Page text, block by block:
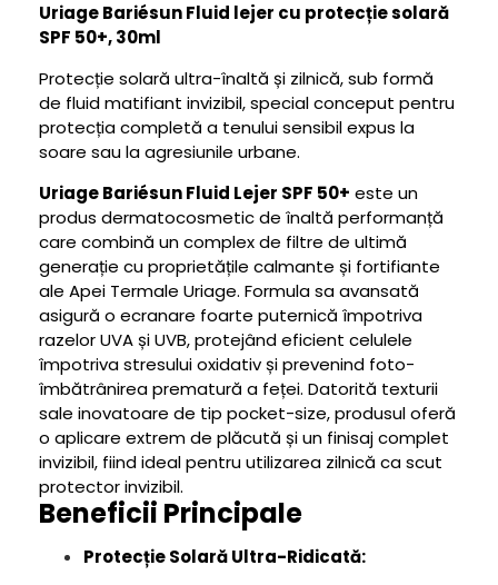
Uriage Bariésun Fluid lejer cu protecție solară
SPF 50+, 30ml
Protecție solară ultra-înaltă și zilnică, sub formă
de fluid matifiant invizibil, special conceput pentru
protecția completă a tenului sensibil expus la
soare sau la agresiunile urbane.
Uriage Bariésun Fluid Lejer SPF 50+ este un
produs dermatocosmetic de înaltă performanță
care combină un complex de filtre de ultimă
generație cu proprietățile calmante și fortifiante
ale Apei Termale Uriage. Formula sa avansată
asigură o ecranare foarte puternică împotriva
razelor UVA și UVB, protejând eficient celulele
împotriva stresului oxidativ și prevenind foto-
îmbătrânirea prematură a feței. Datorită texturii
sale inovatoare de tip pocket-size, produsul oferă
o aplicare extrem de plăcută și un finisaj complet
invizibil, fiind ideal pentru utilizarea zilnică ca scut
protector invizibil.
Beneficii Principale
Protecție Solară Ultra-Ridicată: